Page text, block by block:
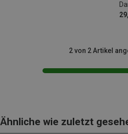
2 von 2 Artikel
Ähnliche wie zuletzt